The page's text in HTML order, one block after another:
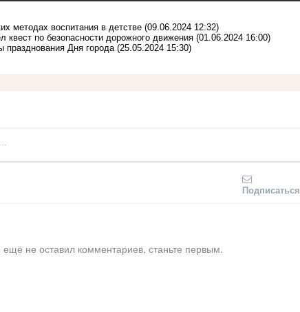
методах воспитания в детстве (09.06.2024 12:32)
по безопасности дорожного движения (01.06.2024 16:00)
празднования Дня города (25.05.2024 15:30)
Подписаться
ещё не оставил комментариев, станьте первым.